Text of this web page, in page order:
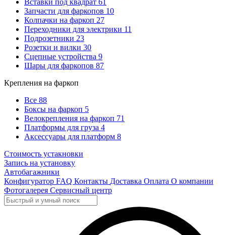
Запчасти для фаркопов 10
Колпачки на фаркоп 27
Переходники для электрики 11
Подрозетники 23
Розетки и вилки 30
Сцепные устройства 9
Шары для фаркопов 87
Крепления на фаркоп
Все 88
Боксы на фаркоп 5
Велокрепления на фаркоп 71
Платформы для груза 4
Аксессуары для платформ 8
Стоимость устакновки
Запись на установку
Автобагажники
Конфигуратор FAQ Контакты Доставка Оплата О компании
Фотогалерея Сервисный центр